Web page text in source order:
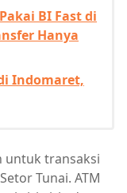
BI Fast di
Hanya
Indomaret,
untuk transaksi
Tunai. ATM